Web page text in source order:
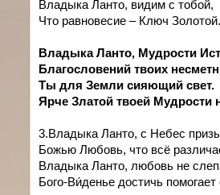
Владыка Ланто, видим с тобой,
Что равновесие – Ключ Золотой.
Владыка Ланто, Мудрости
Благословений твоих
Ты для Земли сияющий свет.
Ярче Златой твоей Мудрости
3.Владыка Ланто, с Небес
Божью Любовь, что всё
Владыка Ланто, любовь не
Бого-Ви́денье достичь помогает